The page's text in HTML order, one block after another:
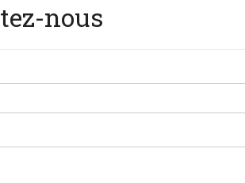
comme suicide juridiquement assisté
en pleurs
nous